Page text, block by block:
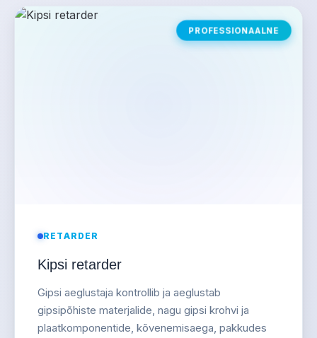
PROFESSIONAALNE
RETARDER
Kipsi retarder
Gipsi aeglustaja kontrollib ja aeglustab
gipsipõhiste materjalide, nagu gipsi krohvi ja
plaatkomponentide, kõvenemisaega, pakkudes